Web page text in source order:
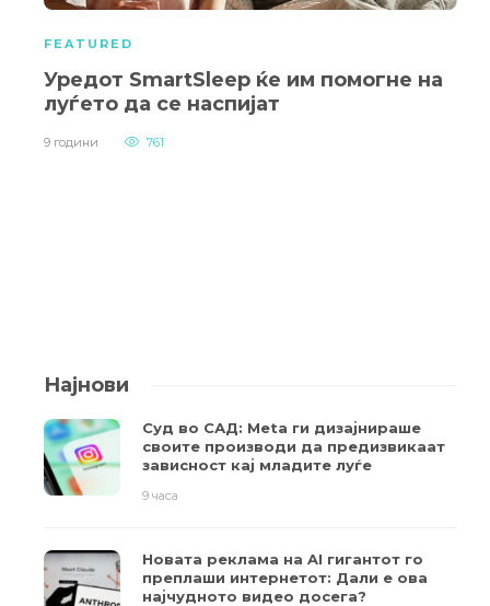
FEATURED
Уредот SmartSleep ќе им помогне на
луѓето да се наспијат
9 години 761
Најнови
Суд во САД: Meta ги дизајнираше
своите производи да предизвикаат
зависност кај младите луѓе
9 часа
Новата реклама на AI гигантот го
преплаши интернетот: Дали е ова
најчудното видео досега?